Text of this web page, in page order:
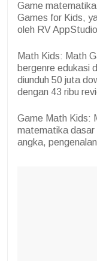
Game
Games for Kids,
oleh RV
Math Kids: Math
bergenre edukasi
diunduh 50 juta
dengan 43 ribu
Game Math Kids:
matematika dasar
angka,